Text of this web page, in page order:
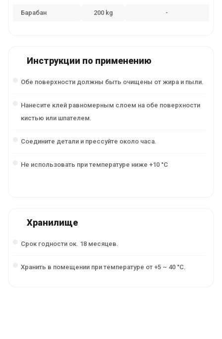
Барабан 200 kg -
Инструкции по применению
Обе поверхности должны быть очищены от жира и пыли.
Нанесите клей равномерным слоем на обе поверхности
кистью или шпателем.
Соедините детали и прессуйте около часа.
Не использовать при температуре ниже +10 °C
Хранилище
Срок годности ок. 18 месяцев.
Хранить в помещении при температуре от +5 ~ 40 °С.